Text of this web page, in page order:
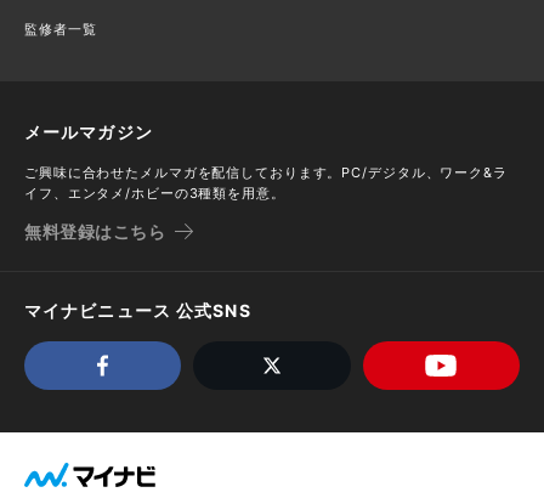
監修者一覧
メールマガジン
ご興味に合わせたメルマガを配信しております。PC/デジタル、ワーク&ラ
イフ、エンタメ/ホビーの3種類を用意。
無料登録はこちら
マイナビニュース 公式SNS